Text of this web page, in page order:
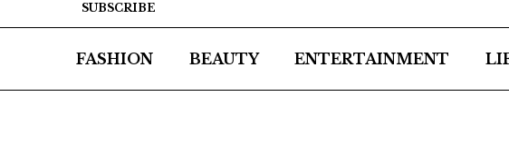
SUBSCRIBE
FASHION BEAUTY ENTERTAINMENT